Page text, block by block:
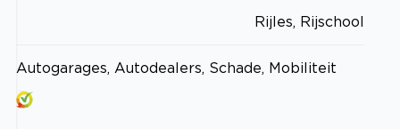
Rijles, Rijschool
Autogarages, Autodealers, Schade, Mobiliteit